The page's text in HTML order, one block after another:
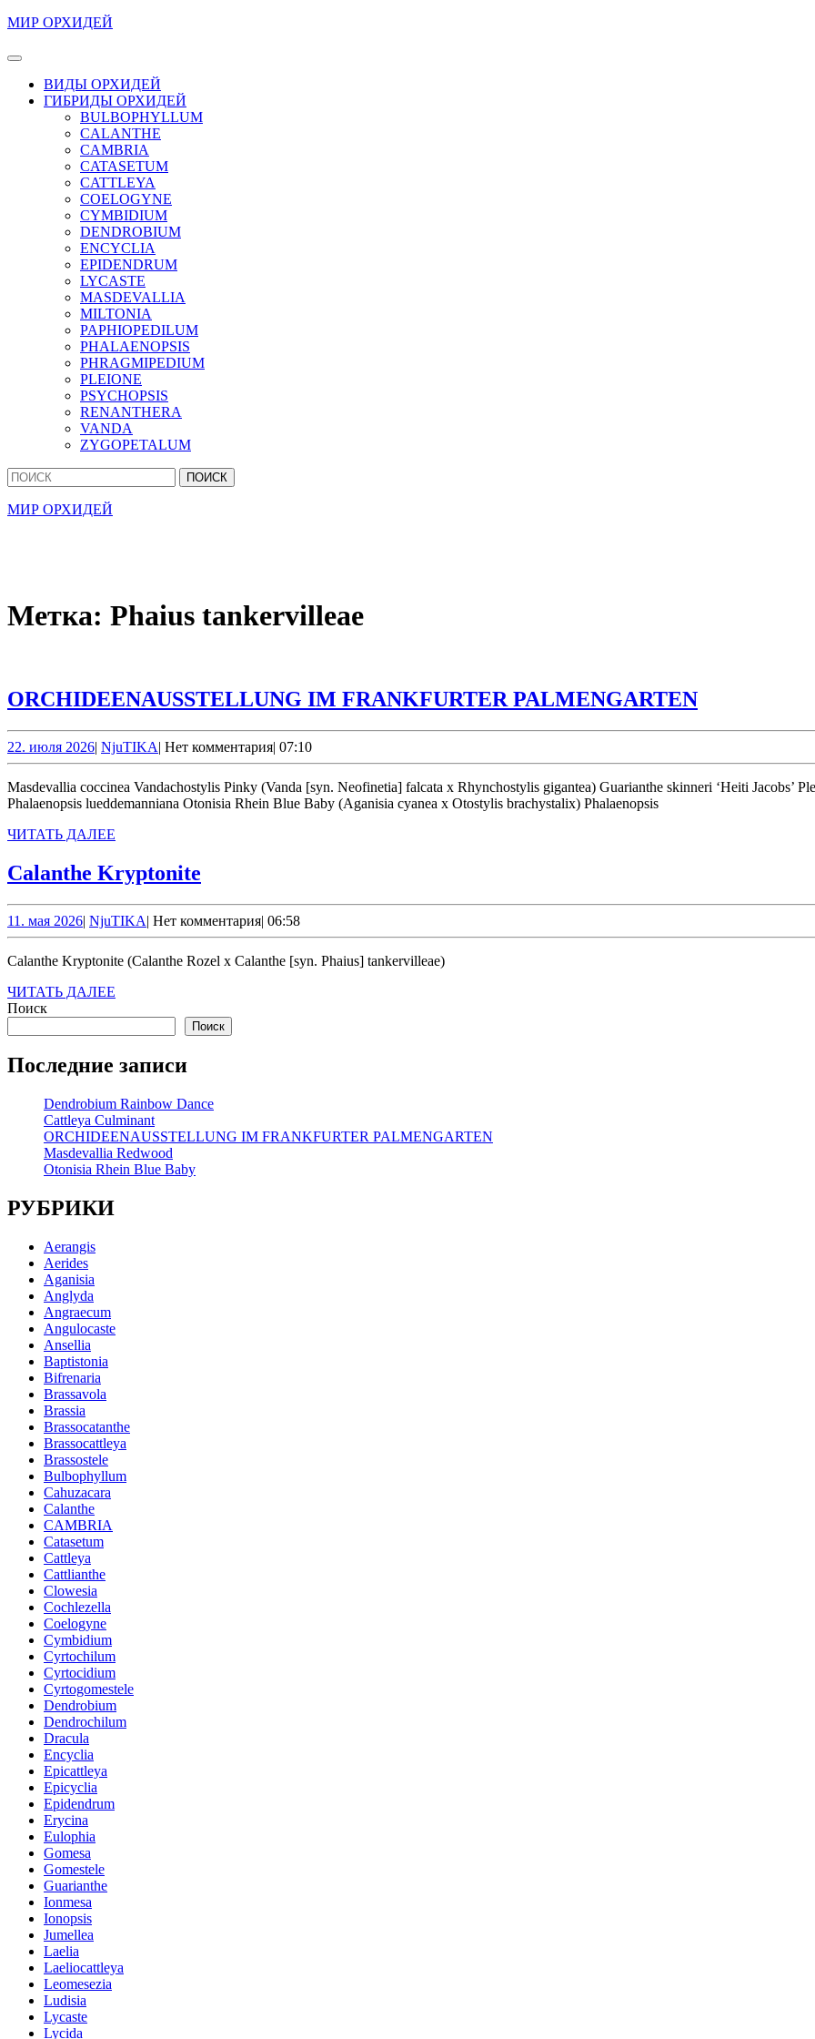
Перейти
содержимому
содержимому
МИР ОРХИДЕЙ
Кнопка
ОткрытьВИДЫ ОРХИДЕЙ
ГИБРИДЫ ОРХИДЕЙ
BULBOPHYLLUM
CALANTHE
CAMBRIA
CATASETUM
CATTLEYA
COELOGYNE
CYMBIDIUM
DENDROBIUM
ENCYCLIA
EPIDENDRUM
LYCASTE
MASDEVALLIA
MILTONIA
PAPHIOPEDILUM
PHALAENOPSIS
PHRAGMIPEDIUM
PLEIONE
PSYCHOPSIS
RENANTHERA
VANDA
ZYGOPETALUM
Кнопка
Закрыть
Найти:
МИР ОРХИДЕЙ
Метка: Phaius tankervilleae
ORCHIDEENAUSSTELLUNG IM FRANKFURTER PALMENGARTEN
22. июля 202622.
июля
2026
| NjuTIKANjuTIKA
| Нет комментария| 07:10
Masdevallia coccinea Vandachostylis Pinky (Vanda [syn. Neofinetia] falcata x Rhynchostylis gigantea) Guarianthe skinneri ‘Heiti Jacobs’ Pleione formosana & Pleione × confusa Dendrobium hercoglossum
Phalaenopsis lueddemanniana Otonisia Rhein Blue Baby (Aganisia cyanea x Otostylis brachystalix) Phalaenopsis
ЧИТАТЬ ДАЛЕЕ
Calanthe Kryptonite
11. мая 202611.
мая
| NjuTIKANjuTIKA
| Нет комментария| 06:58
Calanthe Kryptonite (Calanthe Rozel x Calanthe [syn. Phaius] tankervilleae)
ЧИТАТЬ ДАЛЕЕ
Поиск
Поиск
Последние записи
Dendrobium Rainbow Dance
Cattleya Culminant
ORCHIDEENAUSSTELLUNG IM FRANKFURTER PALMENGARTEN
Masdevallia Redwood
Otonisia Rhein Blue Baby
РУБРИКИ
Aerangis
Aerides
Aganisia
Anglyda
Angraecum
Angulocaste
Ansellia
Baptistonia
Bifrenaria
Brassavola
Brassia
Brassocatanthe
Brassocattleya
Brassostele
Bulbophyllum
Cahuzacara
Calanthe
CAMBRIA
Catasetum
Cattleya
Cattlianthe
Clowesia
Cochlezella
Coelogyne
Cymbidium
Cyrtochilum
Cyrtocidium
Cyrtogomestele
Dendrobium
Dendrochilum
Dracula
Encyclia
Epicattleya
Epicyclia
Epidendrum
Erycina
Eulophia
Gomesa
Gomestele
Guarianthe
Ionmesa
Ionopsis
Jumellea
Laelia
Laeliocattleya
Leomesezia
Ludisia
Lycaste
Lycida